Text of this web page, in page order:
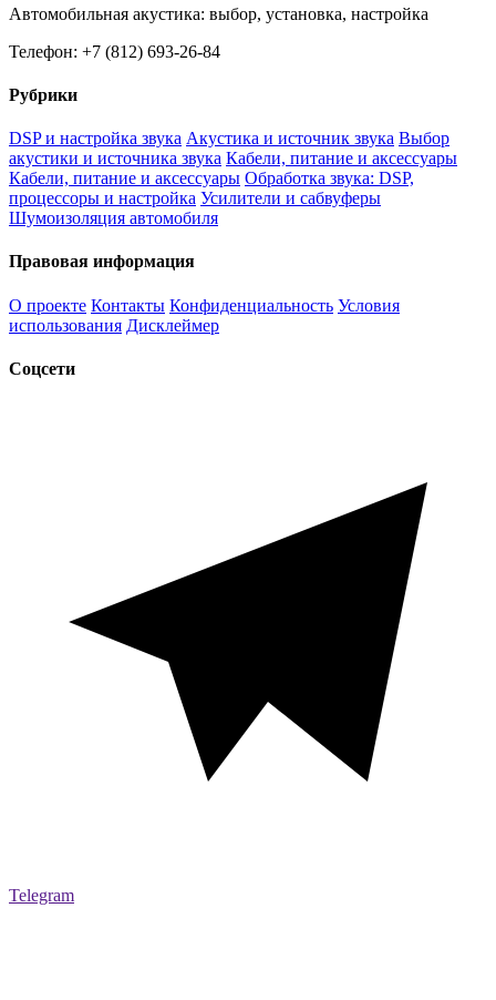
Автомобильная акустика: выбор, установка, настройка
Телефон: +7 (812) 693-26-84
Рубрики
DSP и настройка звука Акустика и источник звука Выбор
акустики и источника звука Кабели, питание и аксессуары
Кабели, питание и аксессуары Обработка звука: DSP,
процессоры и настройка Усилители и сабвуферы
Шумоизоляция автомобиля
Правовая информация
О проекте Контакты Конфиденциальность Условия
использования Дисклеймер
Соцсети
Telegram